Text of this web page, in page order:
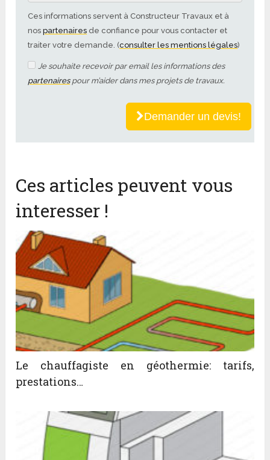
Ces informations servent à Constructeur Travaux et à
nospartenaires de confiance pour vous contacter et
traiter votre demande. (consulter les mentions légales)
Je souhaite recevoir par email les informations des
partenairespour m’aider dans mes projets de travaux.
Demander un devis!
Ces articles peuvent vous
interesser !
Le chauffagiste en géothermie: tarifs,
prestations…